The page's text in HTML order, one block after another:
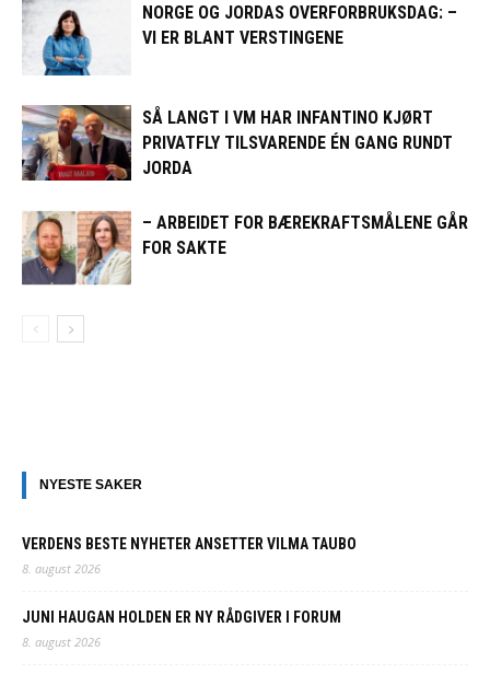
NORGE OG JORDAS OVERFORBRUKSDAG: –
VI ER BLANT VERSTINGENE
SÅ LANGT I VM HAR INFANTINO KJØRT
PRIVATFLY TILSVARENDE ÉN GANG RUNDT
JORDA
– ARBEIDET FOR BÆREKRAFTSMÅLENE GÅR
FOR SAKTE
NYESTE SAKER
VERDENS BESTE NYHETER ANSETTER VILMA TAUBO
8. august 2026
JUNI HAUGAN HOLDEN ER NY RÅDGIVER I FORUM
8. august 2026